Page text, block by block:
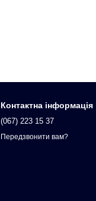
Контактна інформація
(067) 223 15 37
Передзвонити вам?